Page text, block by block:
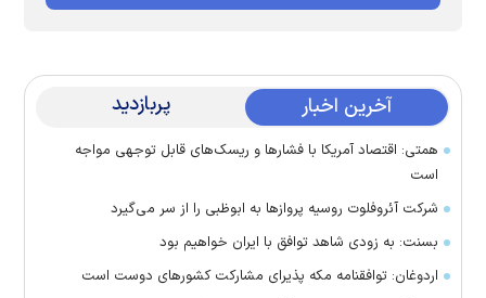
آخرین اخبار پربازدید
همتی: اقتصاد آمریکا با فشارها و ریسک‌های قابل توجهی مواجه
است
شرکت آئروفلوت روسیه پرواز‌ها به ابوظبی را از سر می‌گیرد
بسنت: به زودی شاهد توافق با ایران خواهیم بود
اردوغان: توافقنامه مکه پذیرای مشارکت کشور‌های دوست است